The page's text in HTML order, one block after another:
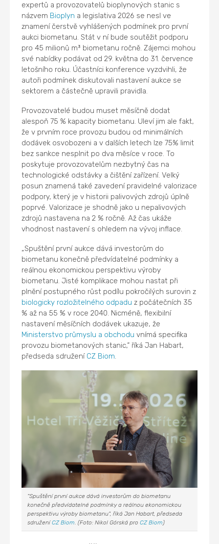
expertů a provozovatelů bioplynových stanic s
názvem Bioplyn a legislativa 2026 se nesl ve
znamení čerstvě vyhlášených podmínek pro první
aukci biometanu. Stát v ní bude soutěžit podporu
pro 45 milionů m³ biometanu ročně. Zájemci mohou
své nabídky podávat od 29. května do 31. července
letošního roku. Účastníci konference vyzdvihli, že
autoři podmínek diskutovali nastavení aukce se
sektorem a částečně upravili pravidla.
Provozovatelé budou muset měsíčně dodat
alespoň 75 % kapacity biometanu. Uleví jim ale fakt,
že v prvním roce provozu budou od minimálních
dodávek osvobozeni a v dalších letech lze 75% limit
bez sankce nesplnit po dva měsíce v roce. To
poskytuje provozovatelům nezbytný čas na
technologické odstávky a čištění zařízení. Velký
posun znamená také zavedení pravidelné valorizace
podpory, který je v historii palivových zdrojů úplně
poprvé. Valorizace je shodně jako u nepalivových
zdrojů nastavena na 2 % ročně. Až čas ukáže
vhodnost nastavení s ohledem na vývoj inflace.
„Spuštění první aukce dává investorům do
biometanu konečně předvídatelné podmínky a
reálnou ekonomickou perspektivu výroby
biometanu. Jisté komplikace mohou nastat při
plnění postupného růst podílu pokročilých surovin z
biologicky rozložitelného odpadu z počátečních 35
% až na 55 % v roce 2040. Nicméně, flexibilní
nastavení měsíčních dodávek ukazuje, že
Ministerstvo průmyslu a obchodu vnímá specifika
provozu biometanových stanic,” říká Jan Habart,
předseda sdružení CZ Biom.
"Spuštění první aukce dává investorům do biometanu
konečně předvídatelné podmínky a reálnou ekonomickou
perspektivu výroby biometanu", říká Jan Habart, předseda
sdruženíCZ Biom. (Foto: Nikol Górská proCZ Biom)